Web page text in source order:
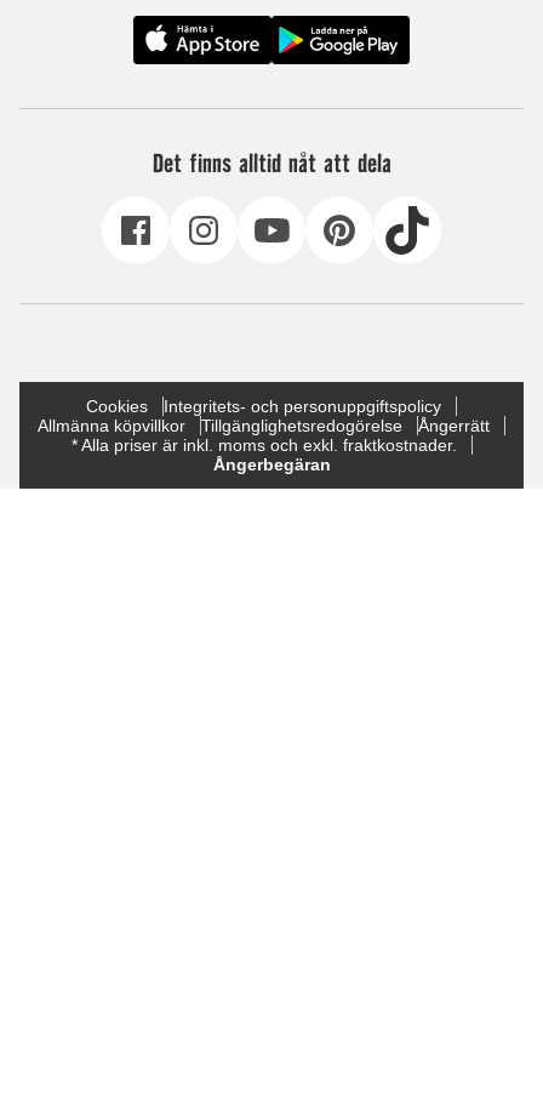
Det finns alltid nåt att dela
Cookies
Integritets- och personuppgiftspolicy
Allmänna köpvillkor
Tillgänglighetsredogörelse
Ångerrätt
* Alla priser är inkl. moms och exkl. fraktkostnader.
Ångerbegäran